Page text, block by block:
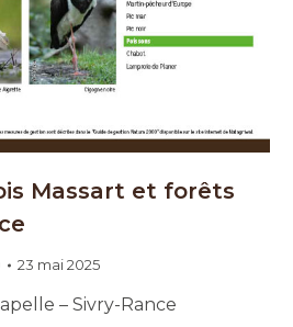
Massart et forêts
23 mai 2025
– Sivry-Rance